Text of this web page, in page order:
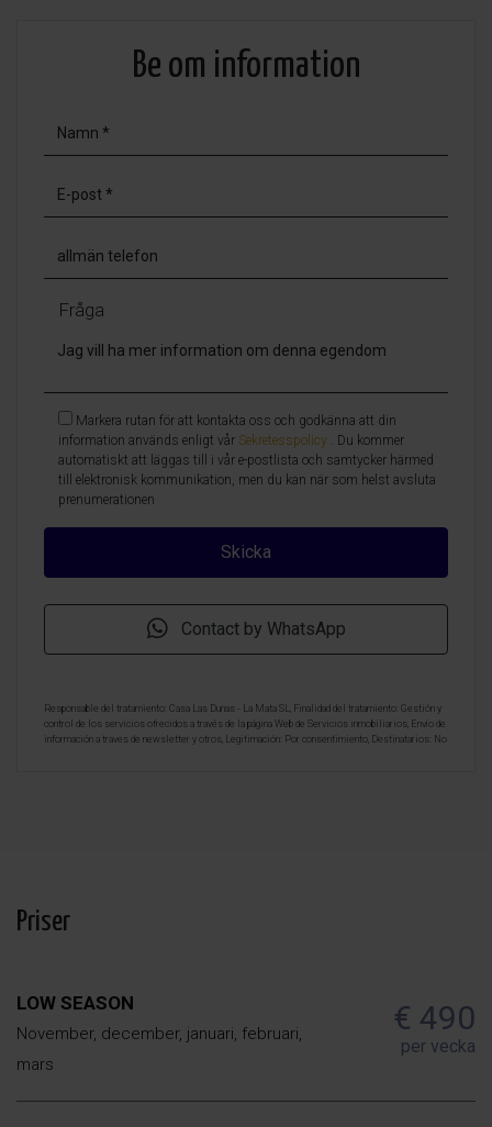
Be om information
Fråga
Markera rutan för att kontakta oss och godkänna att din
information används enligt vår Sekretesspolicy . Du kommer
automatiskt att läggas till i vår e-postlista och samtycker härmed
till elektronisk kommunikation, men du kan när som helst avsluta
prenumerationen
Contact by WhatsApp
Responsable del tratamiento: Casa Las Dunas - La Mata SL, Finalidad del tratamiento: Gestión y
control de los servicios ofrecidos a través de la página Web de Servicios inmobiliarios, Envío de
información a traves de newsletter y otros, Legitimación: Por consentimiento, Destinatarios: No
Priser
LOW SEASON
November, december, januari, februari,
mars
€ 490
per vecka